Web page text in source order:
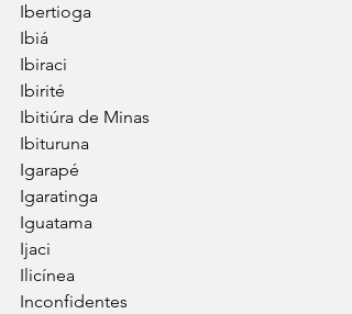
Ibertioga
Ibiá
Ibiraci
Ibirité
Ibitiúra de Minas
Ibituruna
Igarapé
Igaratinga
Iguatama
Ijaci
Ilicínea
Inconfidentes